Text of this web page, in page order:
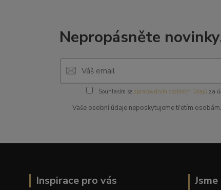
Nepropásněte
Souhlasím se zpracováním osobních údajů za
Vaše osobní údaje neposkytujeme třetím
Inspirace pro vás